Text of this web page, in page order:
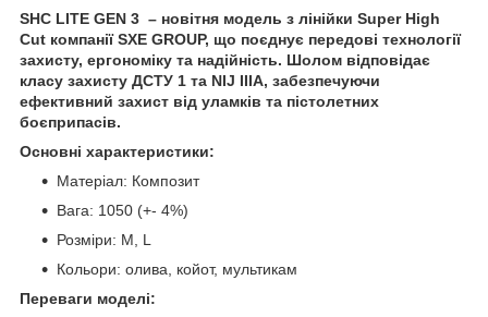
SHC LITE GEN 3 – новітня модель з лінійки Super High
Cut компанії SXE GROUP, що поєднує передові технології
захисту, ергономіку та надійність. Шолом відповідає
класу захисту ДСТУ 1 та NIJ IIIA, забезпечуючи
ефективний захист від уламків та пістолетних
боєприпасів.
Основні характеристики:
Матеріал: Композит
Вага: 1050 (+- 4%)
Розміри: М, L
Кольори: олива, койот, мультикам
Переваги моделі: